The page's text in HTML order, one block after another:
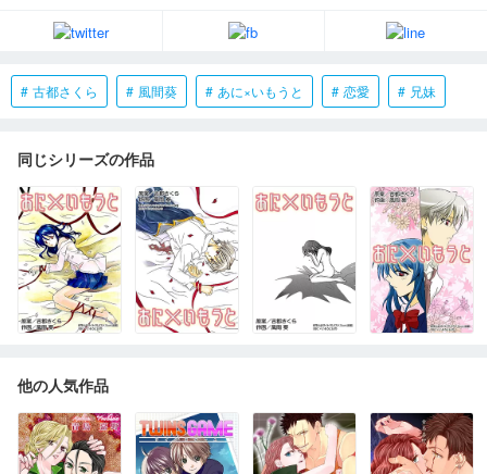
古都さくら 風間葵 あに×いもうと 恋愛 兄妹
同じシリーズの作品
他の人気作品